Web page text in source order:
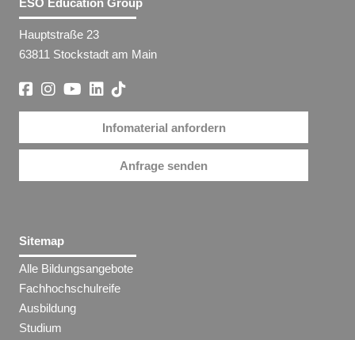
ESO Education Group
Hauptstraße 23
63811 Stockstadt am Main
Infomaterial anfordern
Anfrage senden
Sitemap
Alle Bildungsangebote
Fachhochschulreife
Ausbildung
Studium